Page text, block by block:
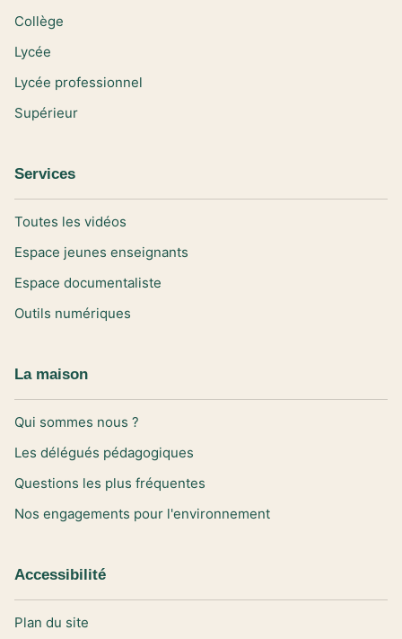
Collège
Lycée
Lycée professionnel
Supérieur
Services
Toutes les vidéos
Espace jeunes enseignants
Espace documentaliste
Outils numériques
La maison
Qui sommes nous ?
Les délégués pédagogiques
Questions les plus fréquentes
Nos engagements pour l'environnement
Accessibilité
Plan du site